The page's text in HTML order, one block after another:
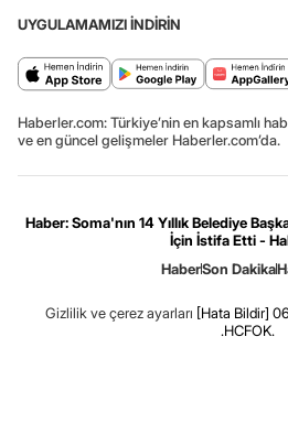
UYGULAMAMIZI İNDİRİN
Haberler.com: Türkiye’nin en kapsamlı
ve en güncel gelişmeler Haberler.com’da.
Haber: Soma'nın 14 Yıllık Belediye
İçin İstifa Etti -
HaberSon Dakika
Gizlilik ve çerez ayarları [Hata Bildir]
.HCFOK.